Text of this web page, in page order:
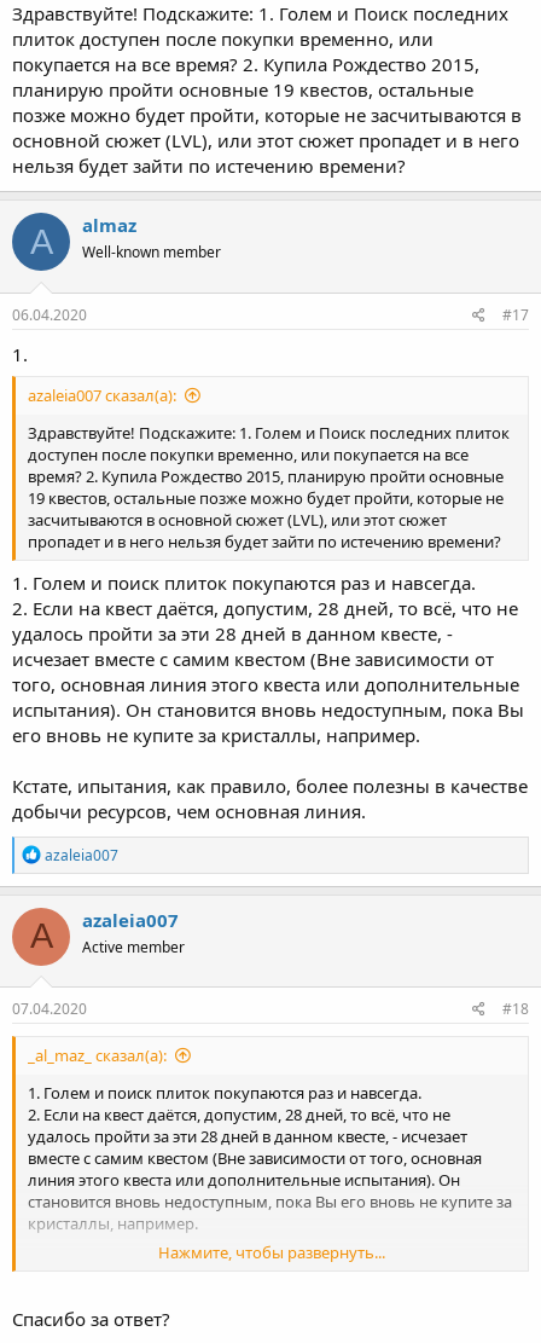
Здравствуйте! Подскажите: 1. Голем и Поиск последних
плиток доступен после покупки временно, или
покупается на все время? 2. Купила Рождество 2015,
планирую пройти основные 19 квестов, остальные
позже можно будет пройти, которые не засчитываются в
основной сюжет (LVL), или этот сюжет пропадет и в него
нельзя будет зайти по истечению времени?
A almaz
Well-known member
06.04.2020 #17
1.
azaleia007 сказал(а):
Здравствуйте! Подскажите: 1. Голем и Поиск последних плиток
доступен после покупки временно, или покупается на все
время? 2. Купила Рождество 2015, планирую пройти основные
19 квестов, остальные позже можно будет пройти, которые не
засчитываются в основной сюжет (LVL), или этот сюжет
пропадет и в него нельзя будет зайти по истечению времени?
1. Голем и поиск плиток покупаются раз и навсегда.
2. Если на квест даётся, допустим, 28 дней, то всё, что не
удалось пройти за эти 28 дней в данном квесте, -
исчезает вместе с самим квестом (Вне зависимости от
того, основная линия этого квеста или дополнительные
испытания). Он становится вновь недоступным, пока Вы
его вновь не купите за кристаллы, например.
Кстате, ипытания, как правило, более полезны в качестве
добычи ресурсов, чем основная линия.
R
e
a
c
t
o
n
s
azaleia007
A azaleia007
Active member
07.04.2020 #18
_al_maz_ сказал(а):
1. Голем и поиск плиток покупаются раз и навсегда.
2. Если на квест даётся, допустим, 28 дней, то всё, что не
удалось пройти за эти 28 дней в данном квесте, - исчезает
вместе с самим квестом (Вне зависимости от того, основная
линия этого квеста или дополнительные испытания). Он
становится вновь недоступным, пока Вы его вновь не купите за
кристаллы, например.
Кстате, ипытания, как правило, более полезны в качестве
Нажмите, чтобы развернуть...
Спасибо за ответ?